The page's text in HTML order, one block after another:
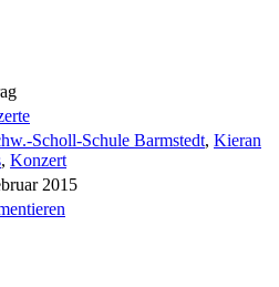
Scholl-Schule Barmstedt, Kieran
, Konzert
2015